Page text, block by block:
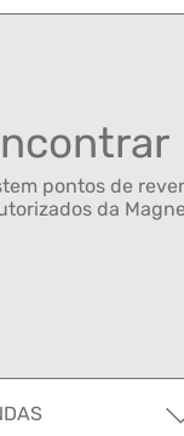
pontos de
da